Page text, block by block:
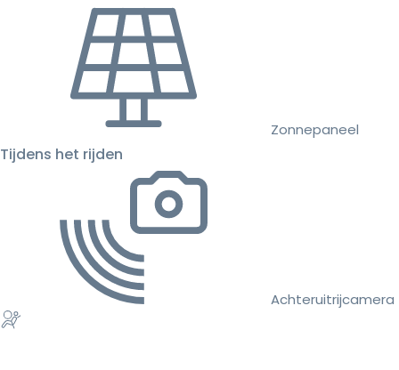
Zonnepaneel
Tijdens het rijden
Achteruitrijcamera